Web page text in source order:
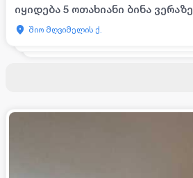
იყიდება 5 ოთახიანი ბინა ვერაზე
შიო მღვიმელის ქ.